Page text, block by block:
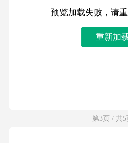
预览加载失败，请
重新加
第3页 / 共5